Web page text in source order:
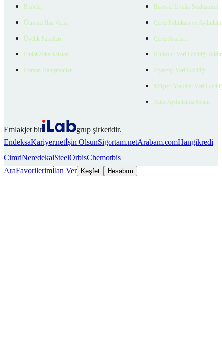
Projeler
Ücretsiz İlan Verin
Üyelik Paketleri
EmlakZeka Asistan
Uzman Danışmanlar
Bireysel Üyelik Sözleşmesi
Çerez Politikası ve
Çerez Ayarları
Kullanıcı Veri Gizliliği
Ziyaretçi Veri Gizliliği
Müşteri Yetkilisi Veri
Aday Aydınlatma Metni
Emlakjet bir
grup şirketidir.
EndeksaKariyer.netİşin OlsunSigortam.netArabam.comHangikredi
CimriNeredekalSteelOrbisChemorbis
AraFavorilerimİlan Ver Keşfet Hesabım